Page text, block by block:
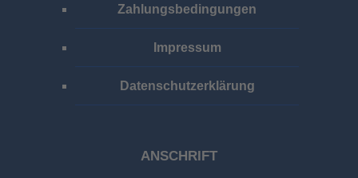
Zahlungsbedingungen
Impressum
Datenschutzerklärung
ANSCHRIFT